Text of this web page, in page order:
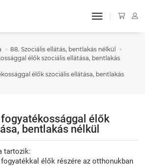
toggle
88. Szociális ellátás, bentlakás nélkül
élők szociális ellátása, bentlakás
élők szociális ellátása, bentlakás
élők
bentlakás nélkül
tartozik:
élők részére az otthonukban